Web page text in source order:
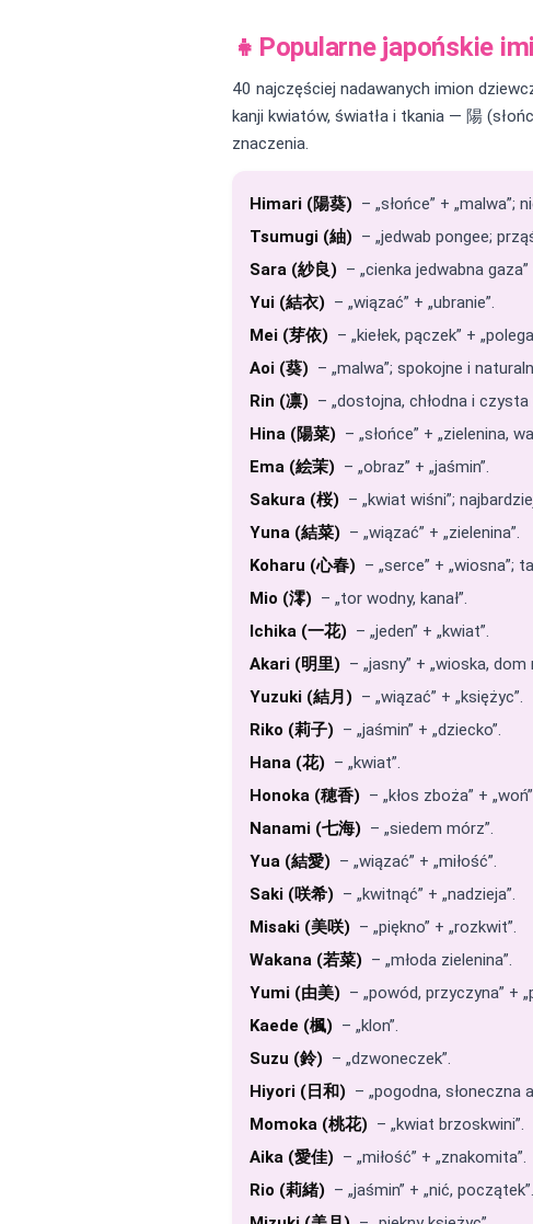
👧 Popularne japońskie
40 najczęściej nadawanych imion
kanji kwiatów, światła i tkania — 陽
znaczenia.
Himari (陽葵) – „słońce” +
Tsumugi (紬) – „jedwab pongee;
Sara (紗良) – „cienka jedwabna gaza”
Yui (結衣) – „wiązać” + „ubranie”.
Mei (芽依) – „kiełek, pączek” +
Aoi (葵) – „malwa”; spokojne i
Rin (凛) – „dostojna, chłodna i czysta
Hina (陽菜) – „słońce” + „zielenina,
Ema (絵茉) – „obraz” + „jaśmin”.
Sakura (桜) – „kwiat wiśni”;
Yuna (結菜) – „wiązać” + „zielenina”.
Koharu (心春) – „serce” + „wiosna”;
Mio (澪) – „tor wodny, kanał”.
Ichika (一花) – „jeden” + „kwiat”.
Akari (明里) – „jasny” + „wioska, dom
Yuzuki (結月) – „wiązać” + „księżyc”.
Riko (莉子) – „jaśmin” + „dziecko”.
Hana (花) – „kwiat”.
Honoka (穂香) – „kłos zboża” +
Nanami (七海) – „siedem mórz”.
Yua (結愛) – „wiązać” + „miłość”.
Saki (咲希) – „kwitnąć” + „nadzieja”.
Misaki (美咲) – „piękno” + „rozkwit”.
Wakana (若菜) – „młoda zielenina”.
Yumi (由美) – „powód, przyczyna” +
Kaede (楓) – „klon”.
Suzu (鈴) – „dzwoneczek”.
Hiyori (日和) – „pogodna, słoneczna
Momoka (桃花) – „kwiat brzoskwini”.
Aika (愛佳) – „miłość” + „znakomita”.
Rio (莉緒) – „jaśmin” + „nić, początek”.